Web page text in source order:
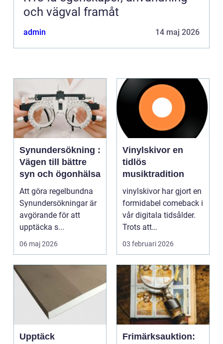
och vägval framåt
admin 14 maj 2026
Synundersökning :
Vägen till bättre
syn och ögonhälsa
Att göra regelbundna
Synundersökningar är
avgörande för att
upptäcka s...
06 maj 2026
Vinylskivor en
tidlös
musiktradition
vinylskivor har gjort en
formidabel comeback i
vår digitala tidsålder.
Trots att
musikstreaming är m...
03 februari 2026
Upptäck
Frimärksauktion: